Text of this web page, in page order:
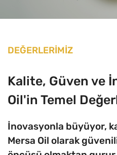
DEĞERLERİMİZ
Kalite, Güven ve
Oil'in Temel
İnovasyonla büyüyor,
Mersa Oil olarak